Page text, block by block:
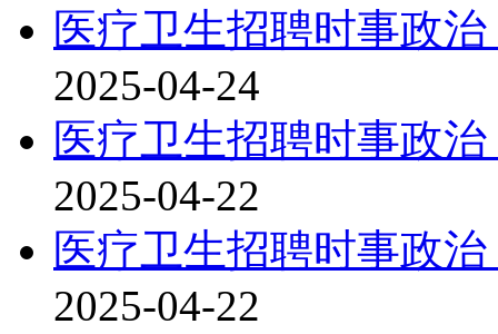
医疗卫生招聘时事政
2025-04-24
医疗卫生招聘时事政
2025-04-22
医疗卫生招聘时事政
2025-04-22